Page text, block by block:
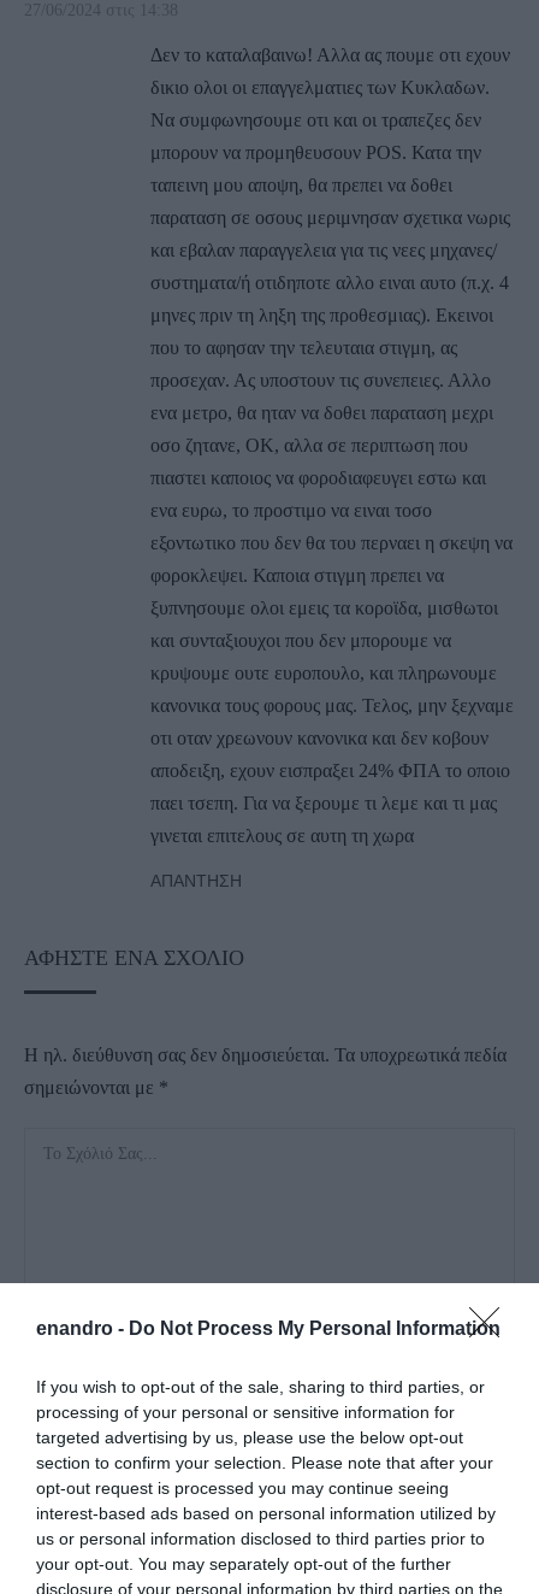
enandro - Do Not Process My Personal Information
If you wish to opt-out of the sale, sharing to third parties, or
processing of your personal or sensitive information for
targeted advertising by us, please use the below opt-out
section to confirm your selection. Please note that after your
opt-out request is processed you may continue seeing
interest-based ads based on personal information utilized by
us or personal information disclosed to third parties prior to
your opt-out. You may separately opt-out of the further
disclosure of your personal information by third parties on the
27/06/2024 στις 14:38
Δεν το καταλαβαινω! Αλλα ας πουμε οτι εχουν
δικιο ολοι οι επαγγελματιες των Κυκλαδων.
Να συμφωνησουμε οτι και οι τραπεζες δεν
μπορουν να προμηθευσουν POS. Κατα την
ταπεινη μου αποψη, θα πρεπει να δοθει
παραταση σε οσους μεριμνησαν σχετικα νωρις
και εβαλαν παραγγελεια για τις νεες μηχανες/
συστηματα/ή οτιδηποτε αλλο ειναι αυτο (π.χ. 4
μηνες πριν τη ληξη της προθεσμιας). Εκεινοι
που το αφησαν την τελευταια στιγμη, ας
προσεχαν. Ας υποστουν τις συνεπειες. Αλλο
ενα μετρο, θα ηταν να δοθει παραταση μεχρι
οσο ζητανε, ΟΚ, αλλα σε περιπτωση που
πιαστει καποιος να φοροδιαφευγει εστω και
ενα ευρω, το προστιμο να ειναι τοσο
εξοντωτικο που δεν θα του περναει η σκεψη να
φοροκλεψει. Καποια στιγμη πρεπει να
ξυπνησουμε ολοι εμεις τα κοροϊδα, μισθωτοι
και συνταξιουχοι που δεν μπορουμε να
κρυψουμε ουτε ευροπουλο, και πληρωνουμε
κανονικα τους φορους μας. Τελος, μην ξεχναμε
οτι οταν χρεωνουν κανονικα και δεν κοβουν
αποδειξη, εχουν εισπραξει 24% ΦΠΑ το οποιο
παει τσεπη. Για να ξερουμε τι λεμε και τι μας
γινεται επιτελους σε αυτη τη χωρα
ΑΠΆΝΤΗΣΗ
ΑΦΉΣΤΕ ΈΝΑ ΣΧΌΛΙΟ
Η ηλ. διεύθυνση σας δεν δημοσιεύεται. Τα υποχρεωτικά πεδία
σημειώνονται με *
Αποθήκευσε το όνομά μου, email, και τον ιστότοπο μου σε
αυτόν τον πλοηγό για την επόμενη φορά που θα σχολιάσω.